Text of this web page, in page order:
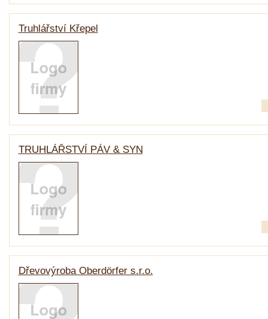
Truhlářství Křepel
TRUHLÁŘSTVÍ PÁV & SYN
Dřevovýroba Oberdörfer s.r.o.